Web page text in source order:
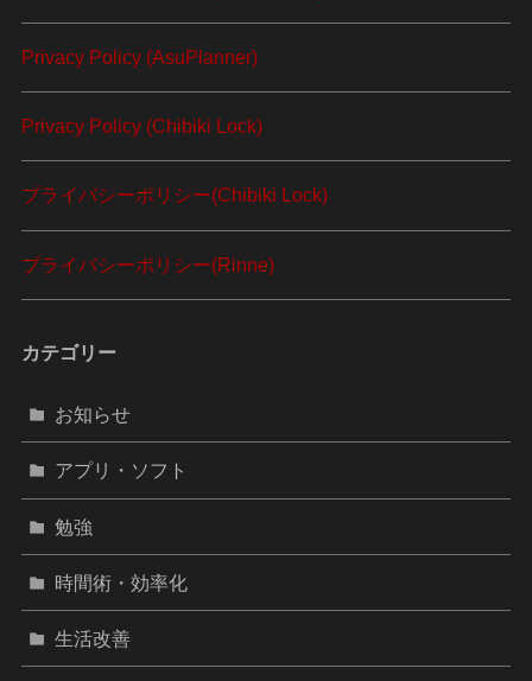
Privacy Policy (AsuPlanner)
Privacy Policy (Chibiki Lock)
プライバシーポリシー(Chibiki Lock)
プライバシーポリシー(Rinne)
カテゴリー
お知らせ
アプリ・ソフト
勉強
時間術・効率化
生活改善